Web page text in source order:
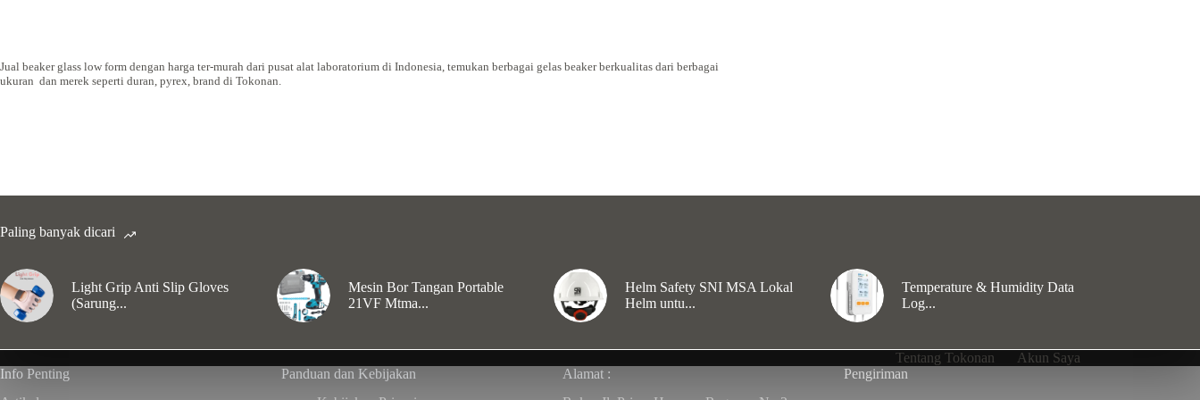
Jual beaker glass low form dengan harga ter-murah dari pusat alat laboratorium di Indonesia, temukan berbagai gelas beaker berkualitas dari berbagai
ukuran dan merek seperti duran, pyrex, brand di Tokonan.
Paling banyak dicari
Light Grip Anti Slip Gloves
(Sarung...
Mesin Bor Tangan Portable
21VF Mtma...
Helm Safety SNI MSA Lokal
Helm untu...
Temperature & Humidity Data
Log...
Tentang Tokonan
Akun Saya
Info Penting
Panduan dan Kebijakan
Alamat :
Pengiriman